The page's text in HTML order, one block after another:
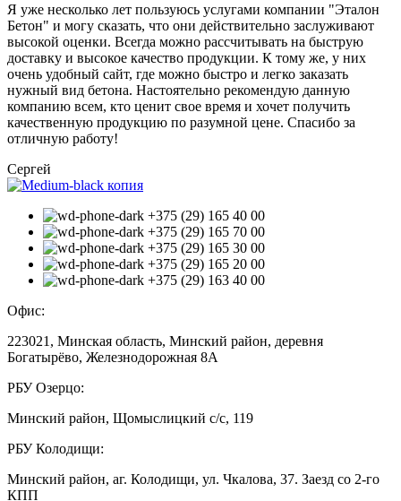
Я уже несколько лет пользуюсь услугами компании "Эталон
Бетон" и могу сказать, что они действительно заслуживают
высокой оценки. Всегда можно рассчитывать на быструю
доставку и высокое качество продукции. К тому же, у них
очень удобный сайт, где можно быстро и легко заказать
нужный вид бетона. Настоятельно рекомендую данную
компанию всем, кто ценит свое время и хочет получить
качественную продукцию по разумной цене. Спасибо за
отличную работу!
Сергей
+375 (29) 165 40 00
+375 (29) 165 70 00
+375 (29) 165 30 00
+375 (29) 165 20 00
+375 (29) 163 40 00
Офис:
223021, Минская область, Минский район, деревня
Богатырёво, Железнодорожная 8А
РБУ Озерцо:
Минский район, Щомыслицкий с/с, 119
РБУ Колодищи:
Минский район, аг. Колодищи, ул. Чкалова, 37. Заезд со 2-го
КПП